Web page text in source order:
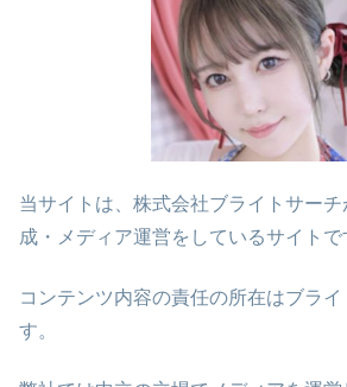
当サイトは、株式会社ブライトサー
成・メディア運営をしているサイトで
コンテンツ内容の責任の所在はブライ
す。